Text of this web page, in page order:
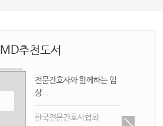
MD추천도서
전문간호사와 함께하는 임
상...
한국전문간호사협회